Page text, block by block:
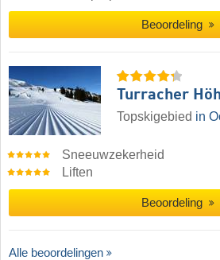
Beoordeling
Turracher
Topskigebied in
Sneeuwzekerheid
Liften
Beoordeling
Alle beoordelingen